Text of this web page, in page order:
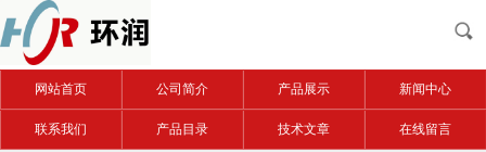
网站首页 公司简介 产品展示 新闻中心
联系我们 产品目录 技术文章 在线留言